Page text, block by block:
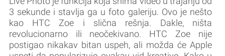
3 sekunde i stavlja ga u foto galeriju. Ovo je nešto
kao HTC Zoe i slična rešnja. Dakle, ništa
revolucionarno ili neočekivano. HTC Zoe nije
postigao nikakav bitan uspeh, ali možda će Apple